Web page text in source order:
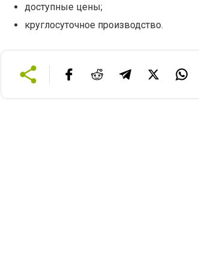
доступные цены;
круглосуточное производство.